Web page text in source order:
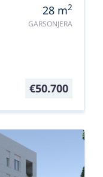
28 m2
GARSONJERA
€50.700